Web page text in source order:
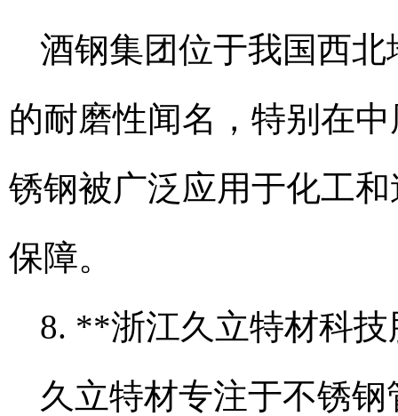
酒钢集团位于我国西
的耐磨性闻名，特别在
锈钢被广泛应用于化工
保障。
8. **浙江久立特材科
久立特材专注于不锈